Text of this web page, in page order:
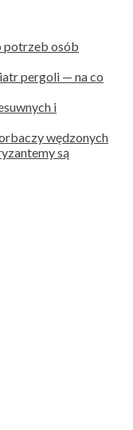
potrzeb osób
pergoli — na co
i
wędzonych
są